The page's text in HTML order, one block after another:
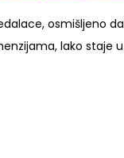
osmišljeno
lako staje